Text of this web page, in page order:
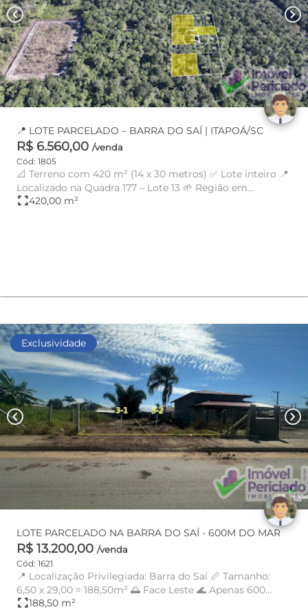
chevron_left chevron_right
📍 LOTE PARCELADO – BARRA DO SAÍ | ITAPOÁ/SC
R$ 6.560,00 /venda
Cód: 1805
📐 Terreno com 420 m² (14 x 30 metros) ✅ Lote inteiro 📍
Localizado na Quadra 177 – Lote 13 🌱 Região em
constante dese...
fullscreen420,00 m²
Pronto
Exclusividade
chevron_left chevron_right
LOTE PARCELADO NA BARRA DO SAÍ - 600M DO MAR
R$ 13.200,00 /venda
Cód: 1621
📍 Localização Privilegiada: Barra do Saí 📏 Tamanho:
6,50 x 29,00 = 188,50m² 🌅 Face Leste 🌊 Apenas 600
metros da pra...
fullscreen188,50 m²